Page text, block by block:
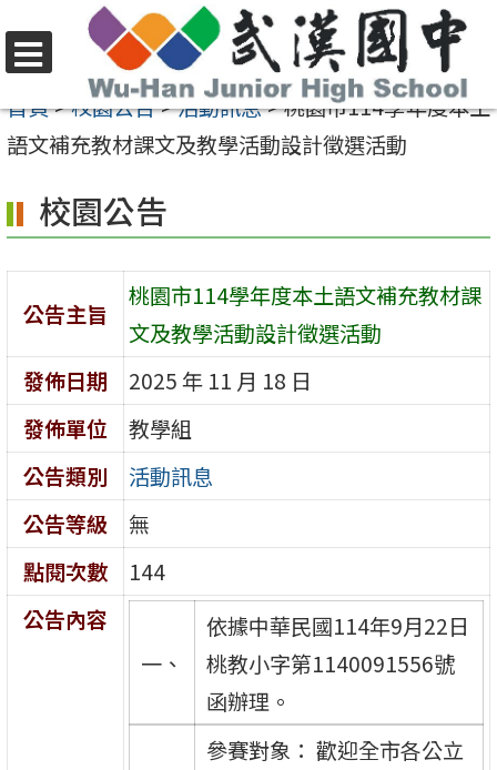
至
要
容
區
選
單
首頁>校園公告>活動訊息>桃園市114學年度本土
語文補充教材課文及教學活動設計徵選活動
校園公告
公告主旨
桃園市114學年度本土語文補充教材課
文及教學活動設計徵選活動
發佈日期
2025 年 11 月 18 日
發佈單位
教學組
公告類別
活動訊息
公告等級
無
點閱次數
144
公告內容
一、
依據中華民國114年9月22日
桃教小字第1140091556號
函辦理。
參賽對象： 歡迎全市各公立